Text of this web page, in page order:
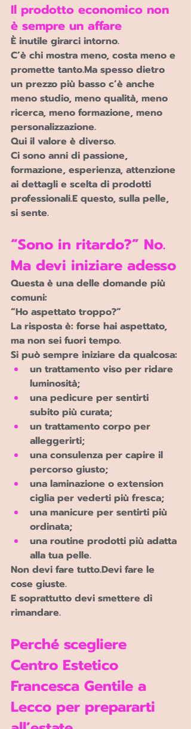
Il prodotto economico non
è sempre un affare
È inutile girarci intorno.
C’è chi mostra meno, costa meno e
promette tanto.Ma spesso dietro
un prezzo più basso c’è anche
meno studio, meno qualità, meno
ricerca, meno formazione, meno
personalizzazione.
Qui il valore è diverso.
Ci sono anni di passione,
formazione, esperienza, attenzione
ai dettagli e scelta di prodotti
professionali.E questo, sulla pelle,
si sente.
“Sono in ritardo?” No.
Ma devi iniziare adesso
Questa è una delle domande più
comuni:
“Ho aspettato troppo?”
La risposta è: forse hai aspettato,
ma non sei fuori tempo.
Si può sempre iniziare da qualcosa:
un trattamento viso per ridare
luminosità;
una pedicure per sentirti
subito più curata;
un trattamento corpo per
alleggerirti;
una consulenza per capire il
percorso giusto;
una laminazione o extension
ciglia per vederti più fresca;
una manicure per sentirti più
ordinata;
una routine prodotti più adatta
alla tua pelle.
Non devi fare tutto.Devi fare le
cose giuste.
E soprattutto devi smettere di
rimandare.
Perché scegliere
Centro Estetico
Francesca Gentile a
Lecco per prepararti